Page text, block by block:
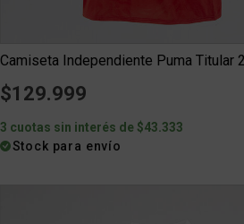
$129.999
3 cuotas sin interés de $43.333
Stock para envío